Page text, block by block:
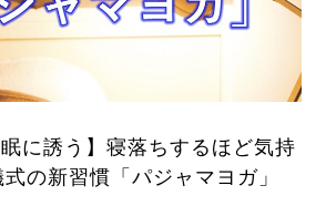
眠に誘う】寝落ちするほど気持
の新習慣「パジャマヨガ」